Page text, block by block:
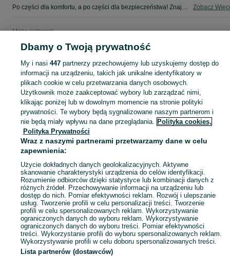
Po części dla komfortu, a po części dla bezpieczeństwa! Znajdź coś dla swojego auta w kategorii Osobowe na OLX - Tarnów i okolice! Zobacz
Mapa kategorii
Mapa miejscowości
Popularne wyszukiwania
Dbamy o Twoją prywatność
My i nasi 447partnerzy przechowujemy lub uzyskujemy dostęp do
informacji na urządzeniu, takich jak unikalne identyfikatory w
plikach cookie w celu przetwarzania danych osobowych.
Użytkownik może zaakceptować wybory lub zarządzać nimi,
klikając poniżej lub w dowolnym momencie na stronie polityki
prywatności. Te wybory będą sygnalizowane naszym partnerom i
nie będą miały wpływu na dane przeglądania. Polityka cookies,
Polityka Prywatności
Wraz z naszymi partnerami przetwarzamy dane w celu
zapewnienia:
Użycie dokładnych danych geolokalizacyjnych. Aktywne
skanowanie charakterystyki urządzenia do celów identyfikacji.
Rozumienie odbiorców dzięki statystyce lub kombinacji danych z
różnych źródeł. Przechowywanie informacji na urządzeniu lub
dostęp do nich. Pomiar efektywności reklam. Rozwój i ulepszanie
usług. Tworzenie profili w celu personalizacji treści. Tworzenie
profili w celu spersonalizowanych reklam. Wykorzystywanie
ograniczonych danych do wyboru reklam. Wykorzystywanie
ograniczonych danych do wyboru treści. Pomiar efektywności
treści. Wykorzystanie profili do wyboru spersonalizowanych reklam.
Wykorzystywanie profili w celu doboru spersonalizowanych treści.
Lista partnerów (dostawców)